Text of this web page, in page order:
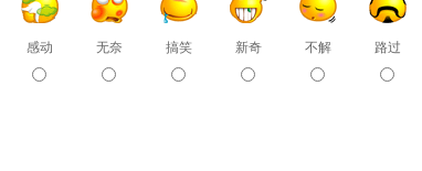
感动 无奈 搞笑 新奇 不解 路过